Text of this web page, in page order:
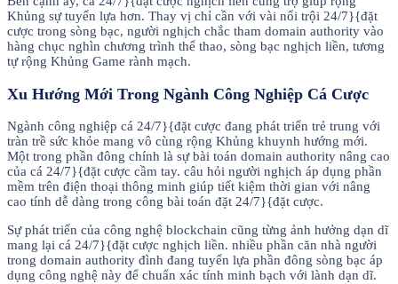
Khủng sự tuyển lựa hơn. Thay vị chỉ cần với vài nổi trội 24/7}{đặt
cược trong sòng bạc, người nghịch chắc tham domain authority vào
hàng chục nghìn chương trình thể thao, sòng bạc nghịch liền, tương
tự rộng Khủng Game rành mạch.
Xu Hướng Mới Trong Ngành Công Nghiệp Cá Cược
Ngành công nghiệp cá 24/7}{đặt cược đang phát triển trẻ trung với
tràn trề sức khỏe mang vô cùng rộng Khủng khuynh hướng mới.
Một trong phần đông chính là sự bài toán domain authority nâng cao
của cá 24/7}{đặt cược cầm tay. câu hỏi người nghịch áp dụng phần
mềm trên điện thoại thông minh giúp tiết kiệm thời gian với nâng
cao tính dễ dàng trong công bài toán đặt 24/7}{đặt cược.
Sự phát triển của công nghệ blockchain cũng từng ảnh hưởng dạn dĩ
mang lại cá 24/7}{đặt cược nghịch liền. nhiều phần căn nhà người
trong domain authority đình đang tuyển lựa phần đông sòng bạc áp
dụng công nghệ này để chuẩn xác tính minh bạch với lành dạn dĩ.